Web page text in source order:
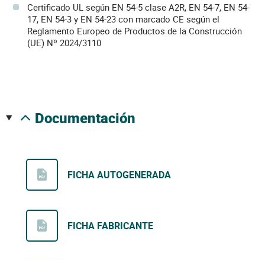
Certificado UL según EN 54-5 clase A2R, EN 54-7, EN 54-
17, EN 54-3 y EN 54-23 con marcado CE según el
Reglamento Europeo de Productos de la Construcción
(UE) Nº 2024/3110
documentación
FICHA AUTOGENERADA
FICHA FABRICANTE